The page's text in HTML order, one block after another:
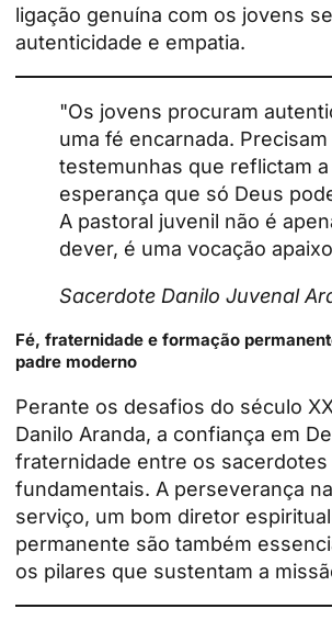
ligação genuína com os jovens
autenticidade e empatia.
"Os jovens procuram
uma fé encarnada. Precisam
testemunhas que reflictam a
esperança que só Deus
A pastoral juvenil não é
dever, é uma vocação
Sacerdote Danilo Juvenal
Fé, fraternidade e formação
padre moderno
Perante os desafios do século
Danilo Aranda, a confiança em
fraternidade entre os sacerdotes
fundamentais. A perseverança
serviço, um bom diretor
permanente são também
os pilares que sustentam a